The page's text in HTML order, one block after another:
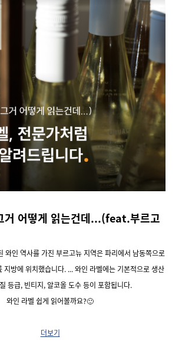
거 어떻게 읽는건데...(feat.부르고
와인 역사를 가진 부르고뉴 지역은 파리에서 남동쪽으로
방에 위치했습니다. ...와인 라벨에는 기본적으로 생산
등급, 빈티지, 알코올 도수 등이 포함됩니다.
와인 라벨 쉽게 읽어볼까요?🙂
더보기